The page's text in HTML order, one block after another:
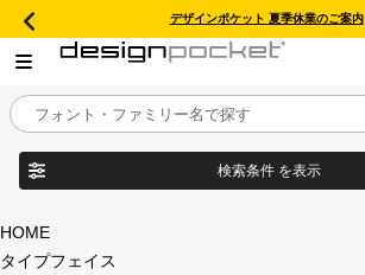
デザインポケット 夏季休業のご案内
目的別フォントガイド
特集
検索条件 を表示
HOME
タイプフェイス